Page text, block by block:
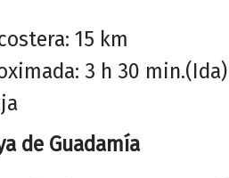
15 km
3 h 30 min.(Ida)
de Guadamía